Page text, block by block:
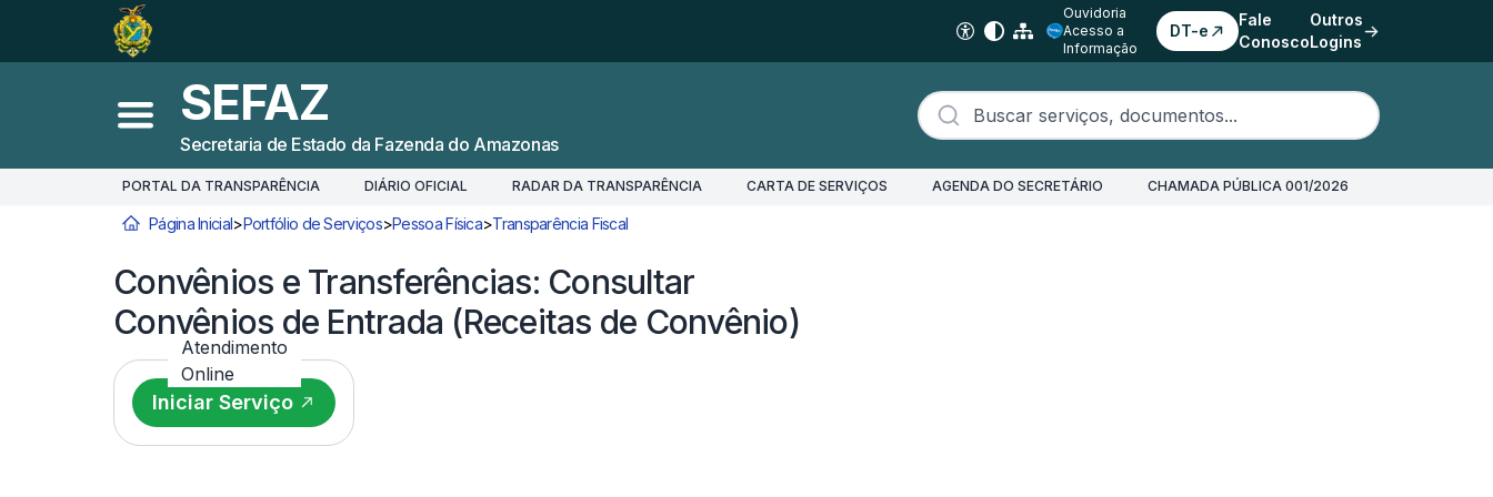
Ir para a
Busca 2
Ouvidoria
Acesso a
Informação
DT-e
Fale
Conosco
Outros
Logins
Abrir menu principal
SEFAZ
Secretaria de Estado da Fazenda do Amazonas
Buscar serviços, documentos...
PORTAL DA TRANSPARÊNCIA DIÁRIO OFICIAL RADAR DA TRANSPARÊNCIA CARTA DE SERVIÇOS AGENDA DO SECRETÁRIO CHAMADA PÚBLICA 001/2026
Você está aqui:
Página Inicial>Portfólio de Serviços>Pessoa Física>Transparência FiscalConvênios e Transferências: Consultar Convênios de Entrada (Receitas de Convênio)
Convênios e Transferências: Consultar
Convênios de Entrada (Receitas de Convênio)
Atendimento
Online
Iniciar Serviço